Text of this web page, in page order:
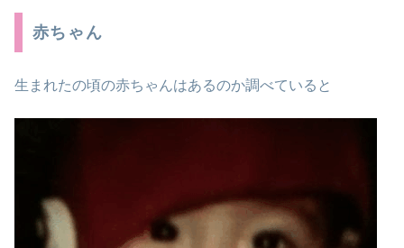
赤ちゃん
生まれたの頃の赤ちゃんはあるのか調べていると